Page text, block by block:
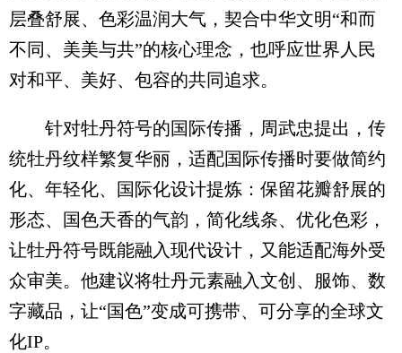
层叠舒展、色彩温润大气，契合中华文明“和而
不同、美美与共”的核心理念，也呼应世界人民
对和平、美好、包容的共同追求。
针对牡丹符号的国际传播，周武忠提出，传
统牡丹纹样繁复华丽，适配国际传播时要做简约
化、年轻化、国际化设计提炼：保留花瓣舒展的
形态、国色天香的气韵，简化线条、优化色彩，
让牡丹符号既能融入现代设计，又能适配海外受
众审美。他建议将牡丹元素融入文创、服饰、数
字藏品，让“国色”变成可携带、可分享的全球文
化IP。